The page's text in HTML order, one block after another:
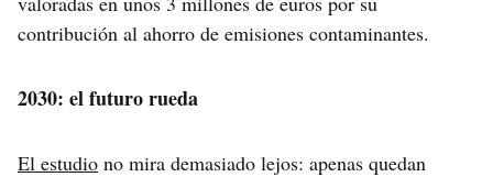
contribución al ahorro de emisiones contaminantes.
2030: el futuro rueda
El estudio no mira demasiado lejos: apenas quedan